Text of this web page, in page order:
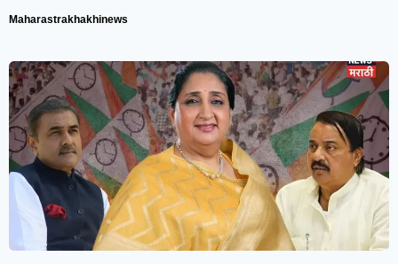
Maharastrakhakhinews